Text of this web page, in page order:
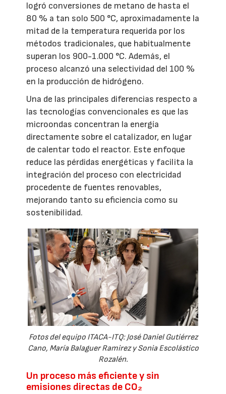
logró conversiones de metano de hasta el
80 % a tan solo 500 °C, aproximadamente la
mitad de la temperatura requerida por los
métodos tradicionales, que habitualmente
superan los 900-1.000 °C. Además, el
proceso alcanzó una selectividad del 100 %
en la producción de hidrógeno.
Una de las principales diferencias respecto a
las tecnologías convencionales es que las
microondas concentran la energía
directamente sobre el catalizador, en lugar
de calentar todo el reactor. Este enfoque
reduce las pérdidas energéticas y facilita la
integración del proceso con electricidad
procedente de fuentes renovables,
mejorando tanto su eficiencia como su
sostenibilidad.
Fotos del equipo ITACA-ITQ: José Daniel Gutiérrez
Cano, María Balaguer Ramirez y Sonia Escolástico
Rozalén.
Un proceso más eficiente y sin
emisiones directas de CO₂